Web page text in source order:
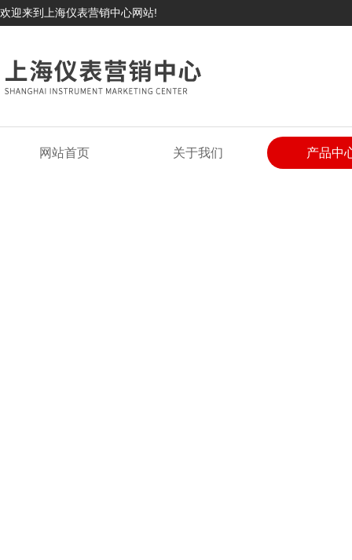
欢迎来到上海仪表营销中心网站!
网站首页 关于我们 产品中